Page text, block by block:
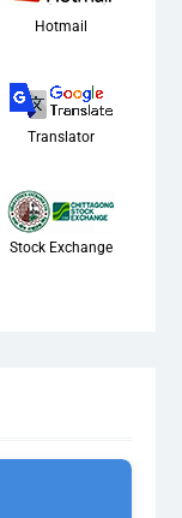
Hotmail
Translator
Stock Exchange